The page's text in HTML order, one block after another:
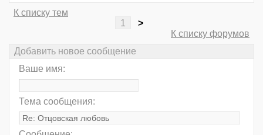
К списку тем
1
>
К списку форумов
Добавить новое сообщение
Ваше имя:
Тема сообщения: